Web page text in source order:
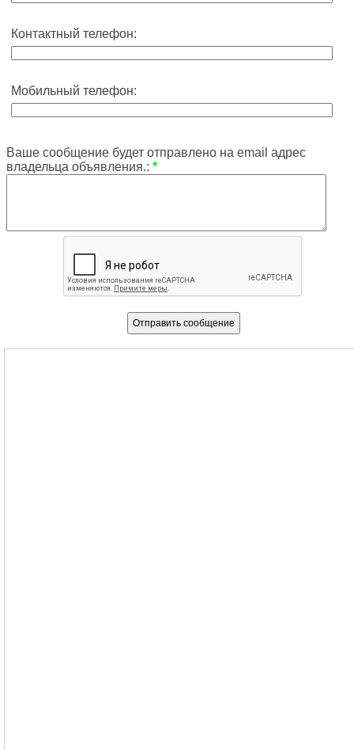
Контактный телефон:
Мобильный телефон:
Ваше сообщение будет отправлено на email адрес
владельца объявления.: *